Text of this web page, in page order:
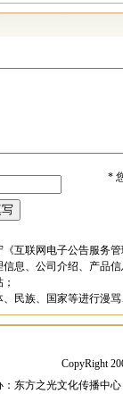
*
互联网电子公告服务管
息、公司介绍、产品信
民族、国家等进行漫骂
CopyRight
：东方之光文化传播中